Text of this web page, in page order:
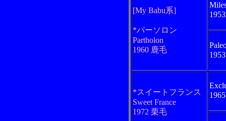
[My Babu系]
*パーソロン
Partholon
1960 鹿毛
*スイートフランス
Sweet France
1972 栗毛